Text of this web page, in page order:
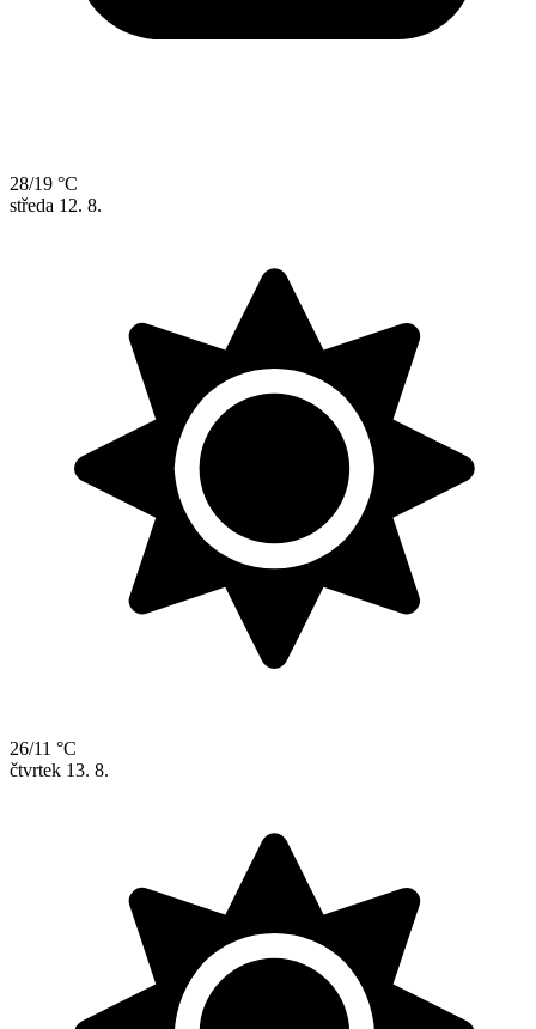
28/19 °C
středa 12. 8.
26/11 °C
čtvrtek 13. 8.